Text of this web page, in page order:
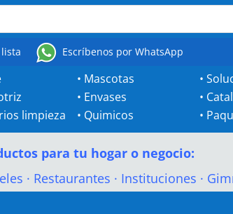
Escríbenos por WhatsApp
limpieza
• Mascotas
• Envases
• Quimicos
•
•
•
para tu hogar o negocio:
· Restaurantes · Instituciones ·